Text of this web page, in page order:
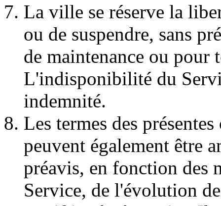
La ville se réserve la
ou de suspendre, sans
de maintenance ou pour
L'indisponibilité du
indemnité.
Les termes des
peuvent également être
préavis, en fonction des
Service, de l'évolution